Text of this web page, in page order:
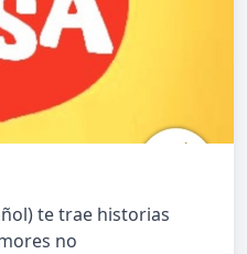
te trae historias
no